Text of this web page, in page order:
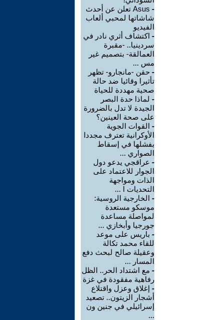
-
Asus تعلن عن أحدث
شاشاتها لمحبي ألعاب
الفيديو
- اكتشاف أثري نادر في
سردينيا.. -مقبرة
العمالقة- بتصميم غير
مس ...
- حقن -مانجارو- تظهر
تأثيرا وقائيا ضد حالة
صحية مهددة للحياة
- لماذا حدة البصر
الجيدة لا تدل بالضرورة
على صحة العينين؟
- القوات الجوية
الأوكرانية تعترف مجددا
بفشلها في إسقاط
الصواري ...
- عراقجي يدعو دول
الجوار للاعتماد على
الذات ومواجهة
التحديات ا ...
- الخارجية الروسية:
موسكو مستعدة
لمواصلة مساعدة
جورجيا وأبخازي ...
- باريس على موعد
للقاء محمد تكالة
وعقيلة صالح لبحث دفع
المسار ...
- مع اشتداد الحر.. الظل
رفاهية مفقودة في غزة
- إغلاق وعزل واقتلاع
أشجار الزيتون.. تصعيد
إسرائيلي في جنين ون
...